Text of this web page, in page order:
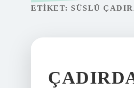
ETIKET: SÜSLÜ